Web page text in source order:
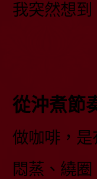
我突然想
從沖煮節
做咖啡，
悶蒸、繞